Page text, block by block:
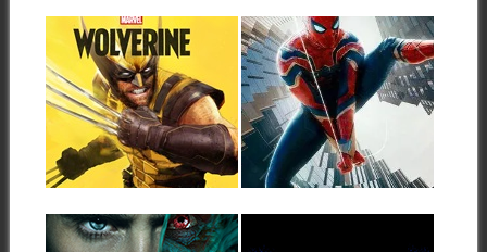
25.09.25
EL JUEGO DE
LOBEZNO PARA
PS5 YA ESTÁ
LISTO PARA 2026
Aunque la presentación tuvo
lugar hace 4 años, es ahora
cuando...
17.12.21
VOLAR HACIA LAS
TINIEBLAS: EL DÍA
DESPUÉS DE
«SPIDER-MAN: NO
WAY HOME» (SIN
SPOILERS)
Llegados al final del acuerdo
05.12.21